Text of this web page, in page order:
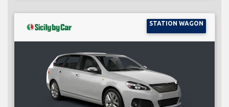
STATION WAGON